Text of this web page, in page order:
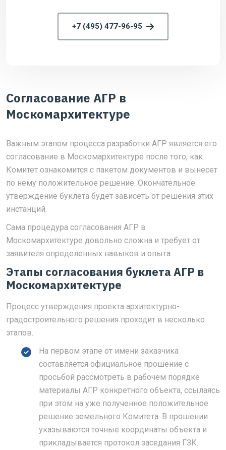
+7 (495) 477-96-95
Согласование АГР в
Москомархитектуре
Важным этапом процесса разработки АГР является его
согласование в Москомархитектуре после того, как
Комитет ознакомится с пакетом документов и вынесет
по нему положительное решение. Окончательное
утверждение буклета будет зависеть от решения этих
инстанций.
Сама процедура согласования АГР в
Москомархитектуре довольно сложна и требует от
заявителя определенных навыков и опыта.
Этапы согласования буклета АГР в
Москомархитектуре
Процесс утверждения проекта архитектурно-
градостроительного решения проходит в несколько
этапов.
На первом этапе от имени заказчика
составляется официальное прошение с
просьбой рассмотреть в рабочем порядке
материалы АГР конкретного объекта, ссылаясь
при этом на уже полученное положительное
решение земельного Комитета. В прошении
указываются точные координаты объекта и
прикладывается протокол заседания ГЗК.